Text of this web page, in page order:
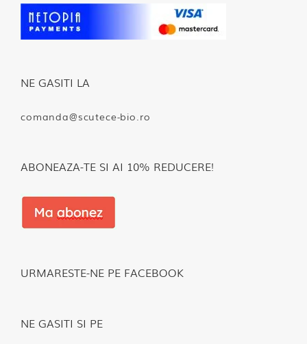
NE GASITI LA
comanda@scutece-bio.ro
ABONEAZA-TE SI AI 10% REDUCERE!
URMARESTE-NE PE FACEBOOK
NE GASITI SI PE